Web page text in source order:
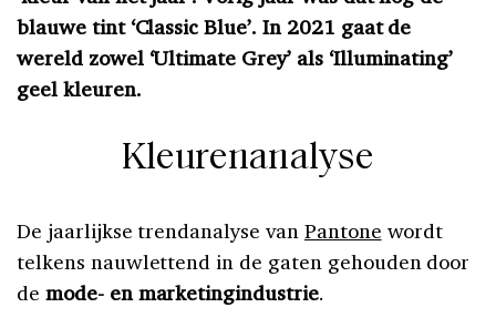
blauwe tint ‘Classic Blue’. In 2021 gaat de
wereld zowel ‘Ultimate Grey’ als ‘Illuminating’
geel kleuren.
Kleurenanalyse
De jaarlijkse trendanalyse van Pantone wordt
telkens nauwlettend in de gaten gehouden door
de mode- en marketingindustrie.